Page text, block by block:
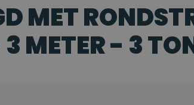
MET
METER - 3